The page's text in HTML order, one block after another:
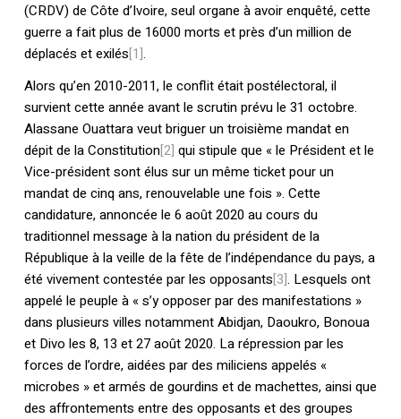
(CRDV) de Côte d’Ivoire, seul organe à avoir enquêté, cette
guerre a fait plus de 16000 morts et près d’un million de
déplacés et exilés[1].
Alors qu’en 2010-2011, le conflit était postélectoral, il
survient cette année avant le scrutin prévu le 31 octobre.
Alassane Ouattara veut briguer un troisième mandat en
dépit de la Constitution[2] qui stipule que « le Président et le
Vice-président sont élus sur un même ticket pour un
mandat de cinq ans, renouvelable une fois ». Cette
candidature, annoncée le 6 août 2020 au cours du
traditionnel message à la nation du président de la
République à la veille de la fête de l’indépendance du pays, a
été vivement contestée par les opposants[3]. Lesquels ont
appelé le peuple à « s’y opposer par des manifestations »
dans plusieurs villes notamment Abidjan, Daoukro, Bonoua
et Divo les 8, 13 et 27 août 2020. La répression par les
forces de l’ordre, aidées par des miliciens appelés «
microbes » et armés de gourdins et de machettes, ainsi que
des affrontements entre des opposants et des groupes